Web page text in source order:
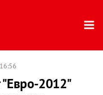
2012"